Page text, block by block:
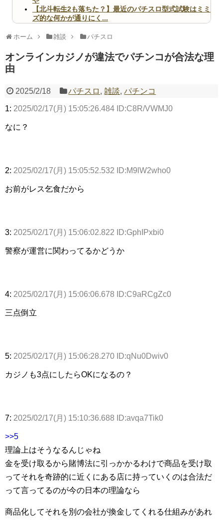
【北斗転生2も落ちた？】最近のパチスロ型式試験はミミ
ズ的な何かが通りにく...
いヤバいか教えて？...
ホーム 雑談 パチスロ
オンラインカジノが違法でパチンコが合法な理
由
2025/2/18 パチスロ ,雑談,パチンコ
1: 2025/02/17(月) 15:05:26.484 ID:C8R/VWMJ0
なに？
2: 2025/02/17(月) 15:05:52.532 ID:M9lW2who0
お前がレス乞食だから
3: 2025/02/17(月) 15:06:02.822 ID:GphIPxbi0
警察が運営に関わってるかどうか
4: 2025/02/17(月) 15:06:06.678 ID:C9aRCgZc0
三点倒立
5: 2025/02/17(月) 15:06:28.270 ID:qNu0Dwiv0
カジノも3点にしたらOKになるの？
7: 2025/02/17(月) 15:10:36.688 ID:avqa7Tik0
>>5
理論上はそうなるんじゃね
金を受け取るから賭博法に引っかかるわけで商品を受け取
ってそれを奇跡的に近くにある店に持っていくのは合法だ
って言ってるのが今の日本の理論なら
商品化してそれを別の会社が換金してくれる仕組みがあれ